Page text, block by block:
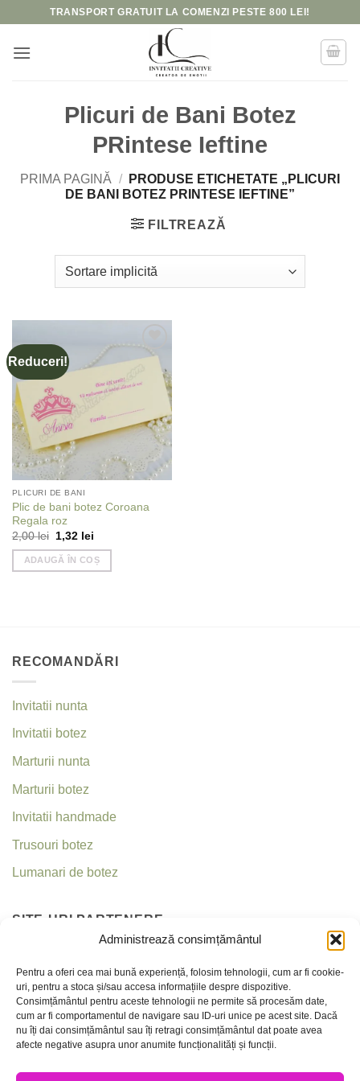
Administrează consimțământul
Pentru a oferi cea mai bună experiență, folosim tehnologii, cum ar fi cookie-
uri, pentru a stoca și/sau accesa informațiile despre dispozitive.
Consimțământul pentru aceste tehnologii ne permite să procesăm date,
cum ar fi comportamentul de navigare sau ID-uri unice pe acest site. Dacă
nu îți dai consimțământul sau îți retragi consimțământul dat poate avea
afecte negative asupra unor anumite funcționalități și funcții.
content
TRANSPORT GRATUIT LA COMENZI PESTE 800 LEI!
Plicuri de Bani Botez
PRintese Ieftine
PRIMA PAGINĂ /
PRODUSE ETICHETATE „PLICURI
DE BANI BOTEZ PRINTESE IEFTINE”
FILTREAZĂ
Reduceri!
Add to
wishlist
PLICURI DE BANI
Plic de bani botez Coroana
Regala roz
2,00lei
Prețul
inițial
a
fost:
1,32 leiPrețul
este:
1,32 lei.
ADAUGĂ ÎN COȘ
RECOMANDĂRI
Invitatii nunta
Invitatii botez
Marturii nunta
Marturii botez
Invitatii handmade
Trusouri botez
Lumanari de botez
SITE-URI PARTENERE
Criseea
CONTACT